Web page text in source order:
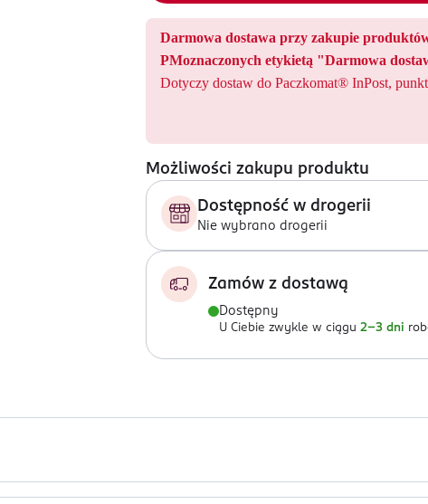
Darmowa dostawa przy zakupie
PMoznaczonych etykietą "Darmowa
Dotyczy dostaw do Paczkomat® InPost,
Możliwości zakupu produktu
Dostępność w drogerii
Nie wybrano drogerii
Zamów z dostawą
Dostępny
U Ciebie zwykle w ciągu 2-3 dni
jako kredki do oczu, świetnie radzą sobie także jako cienie do